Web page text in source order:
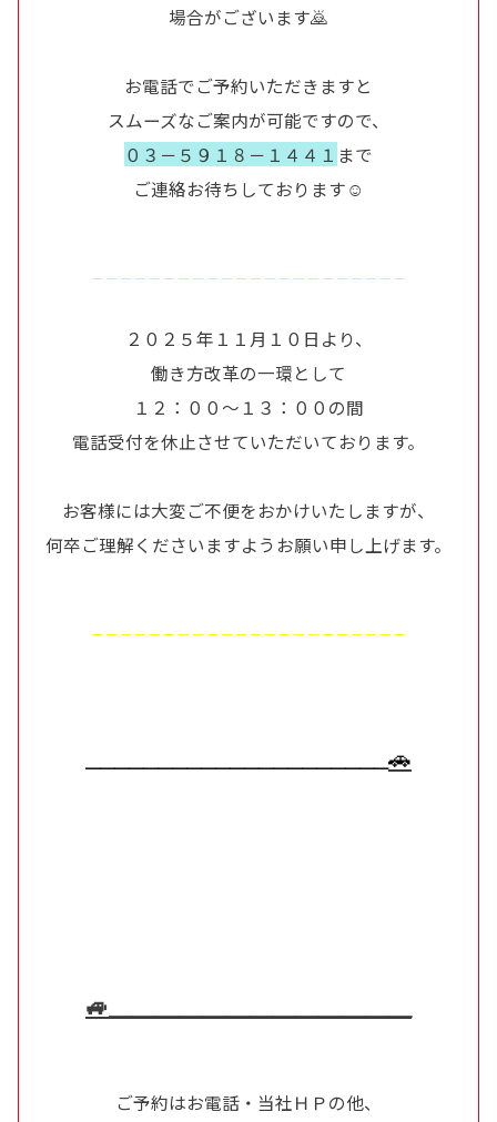
場合がございます🙇
お電話でご予約いただきますと
スムーズなご案内が可能ですので、
０３－５９１８－１４４１ まで
ご連絡お待ちしております☺
－－－－－－－－－－－－－－－－－－－－－－
２０２５年１１月１０日より、
働き方改革の一環として
１２：００～１３：００の間
電話受付を休止させていただいております。
お客様には大変ご不便をおかけいたしますが、
何卒ご理解くださいますようお願い申し上げます。
－－－－－－－－－－－－－－－－－－－－－－
🚗
🚙＿＿＿＿＿＿＿＿＿＿＿＿＿
ご予約はお電話・当社ＨＰの他、